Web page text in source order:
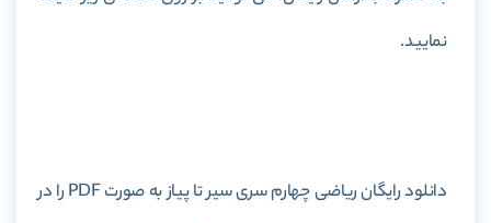
نمایید.
دانلود رایگان ریاضی چهارم سری سیر تا پیاز به صورت PDF را در